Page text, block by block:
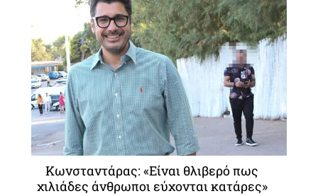
Κωνσταντάρας: «Είναι θλιβερό πως
χιλιάδες άνθρωποι εύχονται κατάρες»